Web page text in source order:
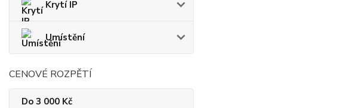
Krytí IP
Umístění
CENOVÉ ROZPĚTÍ
Do 3 000 Kč